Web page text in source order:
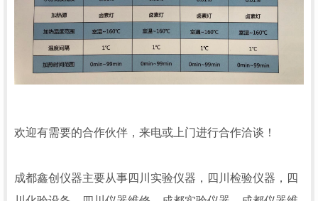
欢迎有需要的合作伙伴，来电或上门进行合作洽谈！
成都鑫创仪器主要从事四川实验仪器，四川检验仪器，四